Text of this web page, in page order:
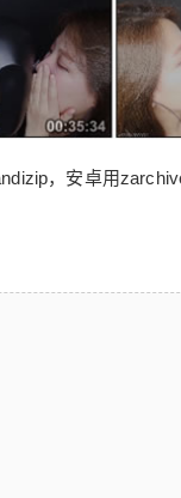
，安卓用
的口腔音视频。
给
5 元
50 元 自
付